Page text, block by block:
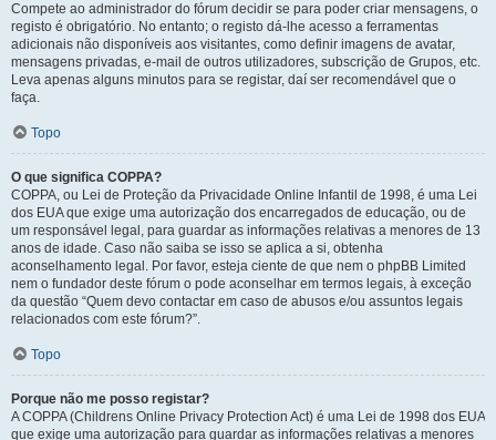
Compete ao administrador do fórum decidir se para poder criar mensagens, o
registo é obrigatório. No entanto; o registo dá-lhe acesso a ferramentas
adicionais não disponíveis aos visitantes, como definir imagens de avatar,
mensagens privadas, e-mail de outros utilizadores, subscrição de Grupos, etc.
Leva apenas alguns minutos para se registar, daí ser recomendável que o
faça.
Topo
O que significa COPPA?
COPPA, ou Lei de Proteção da Privacidade Online Infantil de 1998, é uma Lei
dos EUA que exige uma autorização dos encarregados de educação, ou de
um responsável legal, para guardar as informações relativas a menores de 13
anos de idade. Caso não saiba se isso se aplica a si, obtenha
aconselhamento legal. Por favor, esteja ciente de que nem o phpBB Limited
nem o fundador deste fórum o pode aconselhar em termos legais, à exceção
da questão “Quem devo contactar em caso de abusos e/ou assuntos legais
relacionados com este fórum?”.
Topo
Porque não me posso registar?
A COPPA (Childrens Online Privacy Protection Act) é uma Lei de 1998 dos EUA
que exige uma autorização para guardar as informações relativas a menores